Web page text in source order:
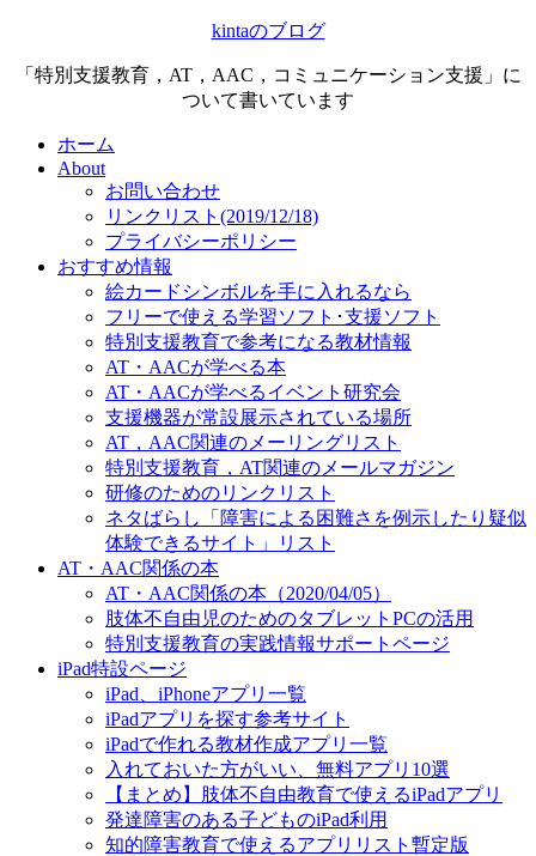
kintaのブログ
「特別支援教育，AT，AAC，コミュニケーション支援」に
ついて書いています
ホーム
About
お問い合わせ
リンクリスト(2019/12/18)
プライバシーポリシー
おすすめ情報
絵カードシンボルを手に入れるなら
フリーで使える学習ソフト･支援ソフト
特別支援教育で参考になる教材情報
AT・AACが学べる本
AT・AACが学べるイベント研究会
支援機器が常設展示されている場所
AT，AAC関連のメーリングリスト
特別支援教育，AT関連のメールマガジン
研修のためのリンクリスト
ネタばらし「障害による困難さを例示したり疑似
体験できるサイト」リスト
AT・AAC関係の本
AT・AAC関係の本（2020/04/05）
肢体不自由児のためのタブレットPCの活用
特別支援教育の実践情報サポートページ
iPad特設ページ
iPad、iPhoneアプリ一覧
iPadアプリを探す参考サイト
iPadで作れる教材作成アプリ一覧
入れておいた方がいい、無料アプリ10選
【まとめ】肢体不自由教育で使えるiPadアプリ
発達障害のある子どものiPad利用
知的障害教育で使えるアプリリスト暫定版